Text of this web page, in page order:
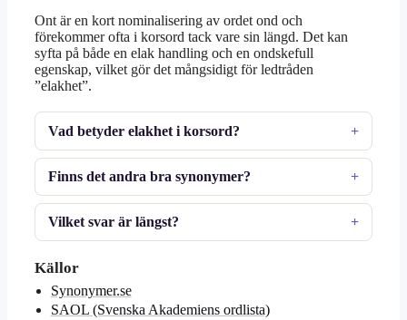
Ont är en kort nominalisering av ordet ond och
förekommer ofta i korsord tack vare sin längd. Det kan
syfta på både en elak handling och en ondskefull
egenskap, vilket gör det mångsidigt för ledtråden
”elakhet”.
Vad betyder elakhet i korsord?
Finns det andra bra synonymer?
Vilket svar är längst?
Källor
Synonymer.se
SAOL (Svenska Akademiens ordlista)